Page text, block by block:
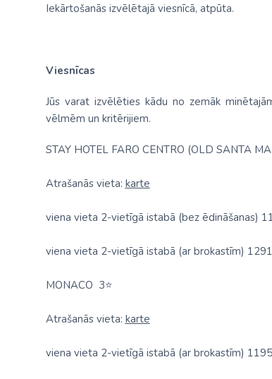
Iekārtošanās izvēlētajā viesnīcā, atpūta.
Viesnīcas
Jūs varat izvēlēties kādu no zemāk
vēlmēm un kritērijiem.
STAY HOTEL FARO CENTRO (OLD SANTA
Atrašanās vieta: karte
viena vieta 2-vietīgā istabā (bez ēdināšanas)
viena vieta 2-vietīgā istabā (ar brokastīm)
MONACO 3⭐
Atrašanās vieta: karte
viena vieta 2-vietīgā istabā (ar brokastīm)